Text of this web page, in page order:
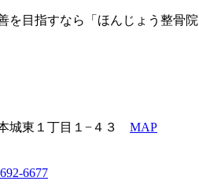
を目指すなら「ほんじょう整骨院
城東１丁目１−４３ MAP
6677